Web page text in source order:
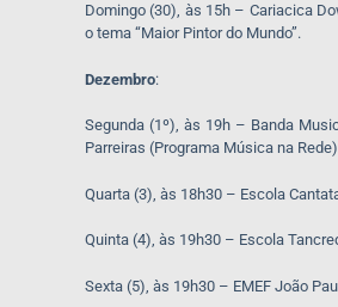
Domingo (30), às 15h – Cariacica
o tema “Maior Pintor do Mundo”.
Dezembro:
Segunda (1º), às 19h – Banda
Parreiras (Programa Música na
Quarta (3), às 18h30 – Escola
Quinta (4), às 19h30 – Escola
Sexta (5), às 19h30 – EMEF João